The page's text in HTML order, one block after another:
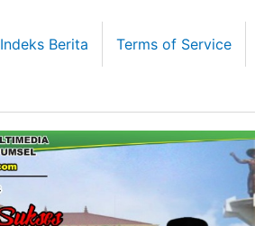
Indeks Berita Terms of Service